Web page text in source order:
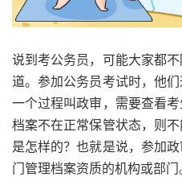
说到考公务员，可能大家都
道。参加公务员考试时，他
一个过程叫政审，需要查看
档案不在正常保管状态，则
是怎样的？也就是说，参加
门管理档案资质的机构或部门